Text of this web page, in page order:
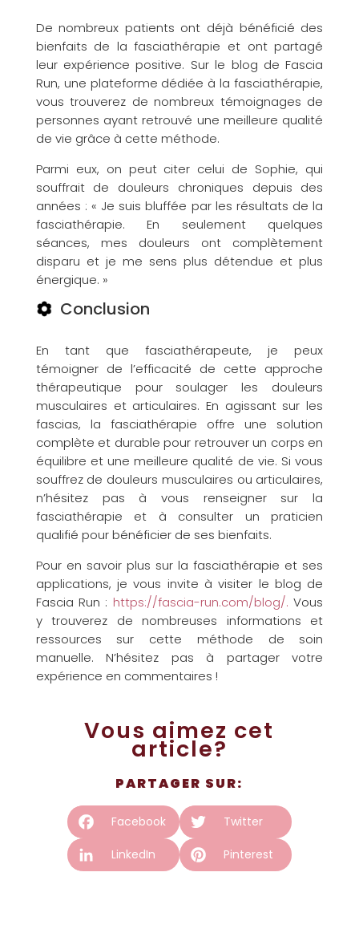
De nombreux patients ont déjà bénéficié des
bienfaits de la fasciathérapie et ont partagé
leur expérience positive. Sur le blog de Fascia
Run, une plateforme dédiée à la fasciathérapie,
vous trouverez de nombreux témoignages de
personnes ayant retrouvé une meilleure qualité
de vie grâce à cette méthode.
Parmi eux, on peut citer celui de Sophie, qui
souffrait de douleurs chroniques depuis des
années : « Je suis bluffée par les résultats de la
fasciathérapie. En seulement quelques
séances, mes douleurs ont complètement
disparu et je me sens plus détendue et plus
énergique. »
Conclusion
En tant que fasciathérapeute, je peux
témoigner de l’efficacité de cette approche
thérapeutique pour soulager les douleurs
musculaires et articulaires. En agissant sur les
fascias, la fasciathérapie offre une solution
complète et durable pour retrouver un corps en
équilibre et une meilleure qualité de vie. Si vous
souffrez de douleurs musculaires ou articulaires,
n’hésitez pas à vous renseigner sur la
fasciathérapie et à consulter un praticien
qualifié pour bénéficier de ses bienfaits.
Pour en savoir plus sur la fasciathérapie et ses
applications, je vous invite à visiter le blog de
Fascia Run : https://fascia-run.com/blog/. Vous
y trouverez de nombreuses informations et
ressources sur cette méthode de soin
manuelle. N’hésitez pas à partager votre
expérience en commentaires !
Vous aimez cet
article?
PARTAGER SUR:
Facebook Twitter
LinkedIn Pinterest